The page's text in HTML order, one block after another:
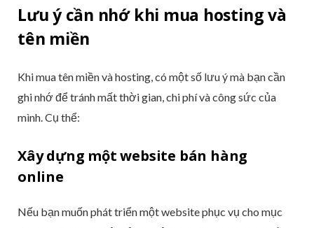
Lưu ý cần nhớ khi mua hosting và
tên miền
Khi mua tên miền và hosting, có một số lưu ý mà bạn cần
ghi nhớ để tránh mất thời gian, chi phí và công sức của
mình. Cụ thể:
Xây dựng một website bán hàng
online
Nếu bạn muốn phát triển một website phục vụ cho mục